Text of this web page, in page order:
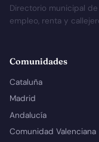
Directorio municipal
empleo, renta y
Comunidades
Cataluña
Madrid
Andalucía
Comunidad Valenciana